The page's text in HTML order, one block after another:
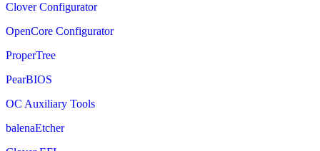
Clover Configurator
OpenCore Configurator
ProperTree
PearBIOS
OC Auxiliary Tools
balenaEtcher